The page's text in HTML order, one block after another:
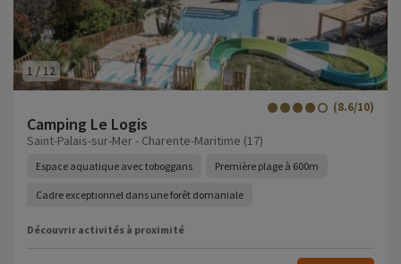
1 /12
Camping Le Logis
(8.6/10)
Saint-Palais-sur-Mer - Charente-Maritime (17)
Espace aquatique avec toboggans Première plage à 600m
Cadre exceptionnel dans une forêt domaniale
Découvrir activités à proximité